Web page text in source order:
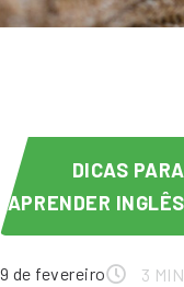
DICAS PARA
APRENDER INGLÊS
9 de fevereiro
3